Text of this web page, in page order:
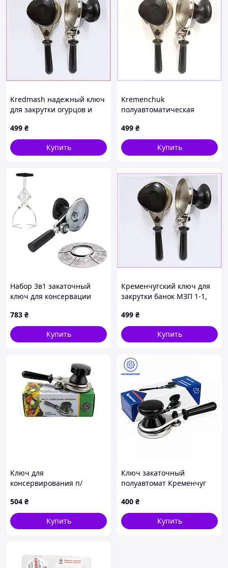
Kredmash надежный ключ
для закрутки огурцов и
499 ₴
Купить
Kremenchuk
полуавтоматическая
6CT600594A
499 ₴
Купить
Набор 3в1 закаточный
ключ для консервации
Продмаш + стерилизатор +
захват для банок
783 ₴
Купить
Кременчугский ключ для
закрутки банок МЗП 1-1,
499 ₴
Купить
Ключ для
консервирования п/
504 ₴
Купить
Ключ закаточный
полуавтомат Кременчуг
400 ₴
Купить